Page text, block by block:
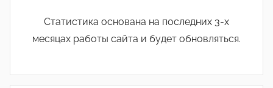
Статистика основана на последних 3-х
месяцах работы сайта и будет обновляться.